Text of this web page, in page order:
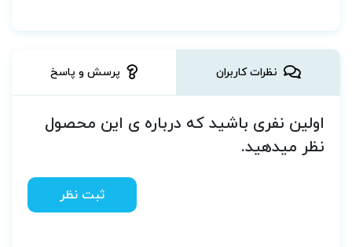
نظرات کاربران پرسش و پاسخ
اولین نفری باشید که درباره ی این محصول
نظر میدهید.
ثبت نظر